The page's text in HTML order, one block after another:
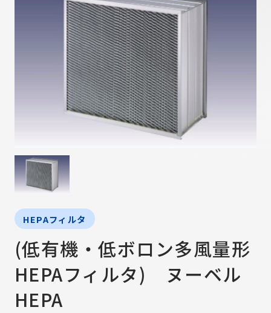
HEPAフィルタ
(低有機・低ボロン多風量形
HEPAフィルタ) ヌーベル
HEPA